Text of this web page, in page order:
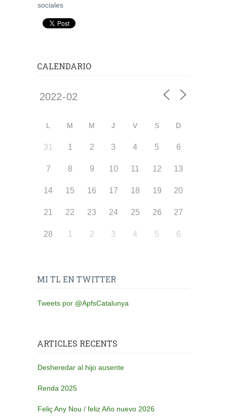
sociales
CALENDARIO
L M M J V S D
31 1 2 3 4 5 6
7 8 9 10 11 12 13
14 15 16 17 18 19 20
21 22 23 24 25 26 27
28 1 2 3 4 5 6
MI TL EN TWITTER
Tweets por @ApfsCatalunya
ARTICLES RECENTS
Desheredar al hijo ausente
Renda 2025
Feliç Any Nou / feliz Año nuevo 2026